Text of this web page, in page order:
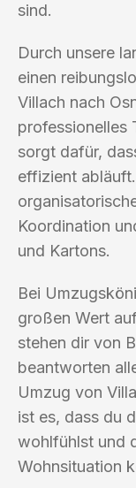
sind.
Durch unsere
einen
Villach nach
professionelles
sorgt dafür,
effizient
Koordination
und Kartons.
Bei
großen Wert
stehen dir von
beantworten
Umzug von
ist es, dass du
wohlfühlst und
Wohnsituation